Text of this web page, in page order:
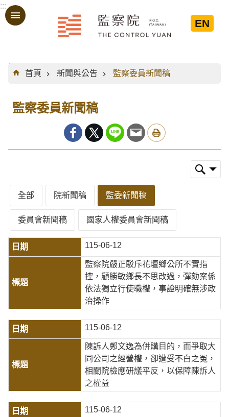
跳到主要內容區塊
:::
EN
:::
首頁
新聞與公告 監察委員新聞稿
監察委員新聞稿
全部 院新聞稿 監委新聞稿
委員會新聞稿 國家人權委員會新聞稿
115-06-12
監察院嚴正駁斥花壇鄉公所不實指
控，顧勝敏鄉長不思改過，彈劾案係
依法獨立行使職權，事證明確無涉政
治操作
115-06-12
陳訴人鄭文逸為併購目的，而爭取大
同公司之經營權，卻遭受不白之冤，
相關院檢應研議平反，以保障陳訴人
之權益
115-06-12